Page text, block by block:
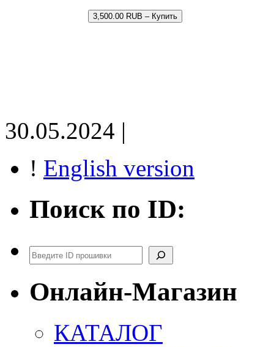
3,500.00 RUB – Купить
30.05.2024 |
! English version
Поиск по ID:
Поиск
Онлайн-Магазин
КАТАЛОГ